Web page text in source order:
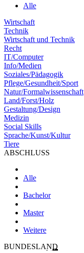
Alle
Wirtschaft
Technik
Wirtschaft und Technik
Recht
IT/Computer
Info/Medien
Soziales/Pädagogik
Pflege/Gesundheit/Sport
Natur/Formalwissenschaft
Land/Forst/Holz
Gestaltung/Design
Medizin
Social Skills
Sprache/Kunst/Kultur
Tiere
ABSCHLUSS
Alle
Bachelor
Master
Weitere
BUNDESLAND